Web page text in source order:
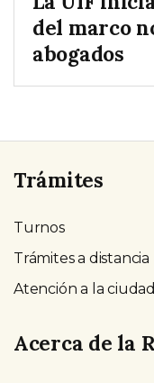
del marco
abogados
Trámites
Turnos
Trámites a distancia
Atención a la
Acerca de la